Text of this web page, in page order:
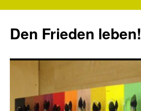
springen
Den Frieden leben!